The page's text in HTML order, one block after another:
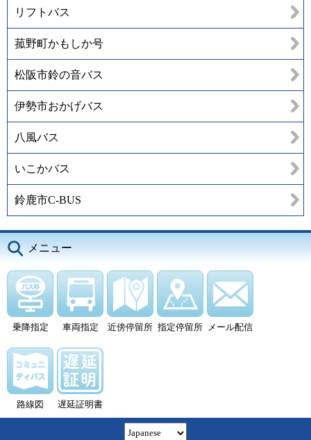
リフトバス
菰野町かもしか号
松阪市鈴の音バス
伊勢市おかげバス
八風バス
いこかバス
鈴鹿市C-BUS
メニュー
乗降指定 車両指定 近傍停留所 指定停留所 メール配信
路線図 遅延証明書